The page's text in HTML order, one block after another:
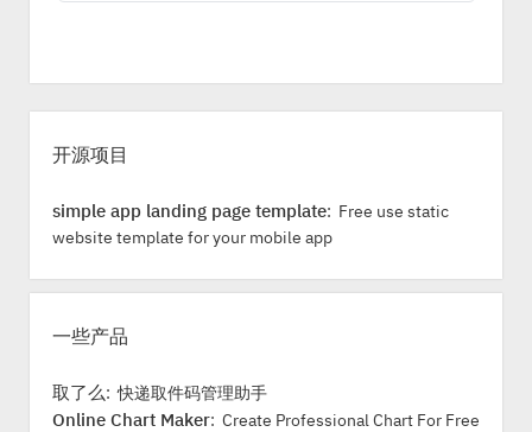
r
开源项目
simple app landing page template: Free use static
website template for your mobile app
一些产品
取了么: 快递取件码管理助手
Online Chart Maker: Create Professional Chart For Free